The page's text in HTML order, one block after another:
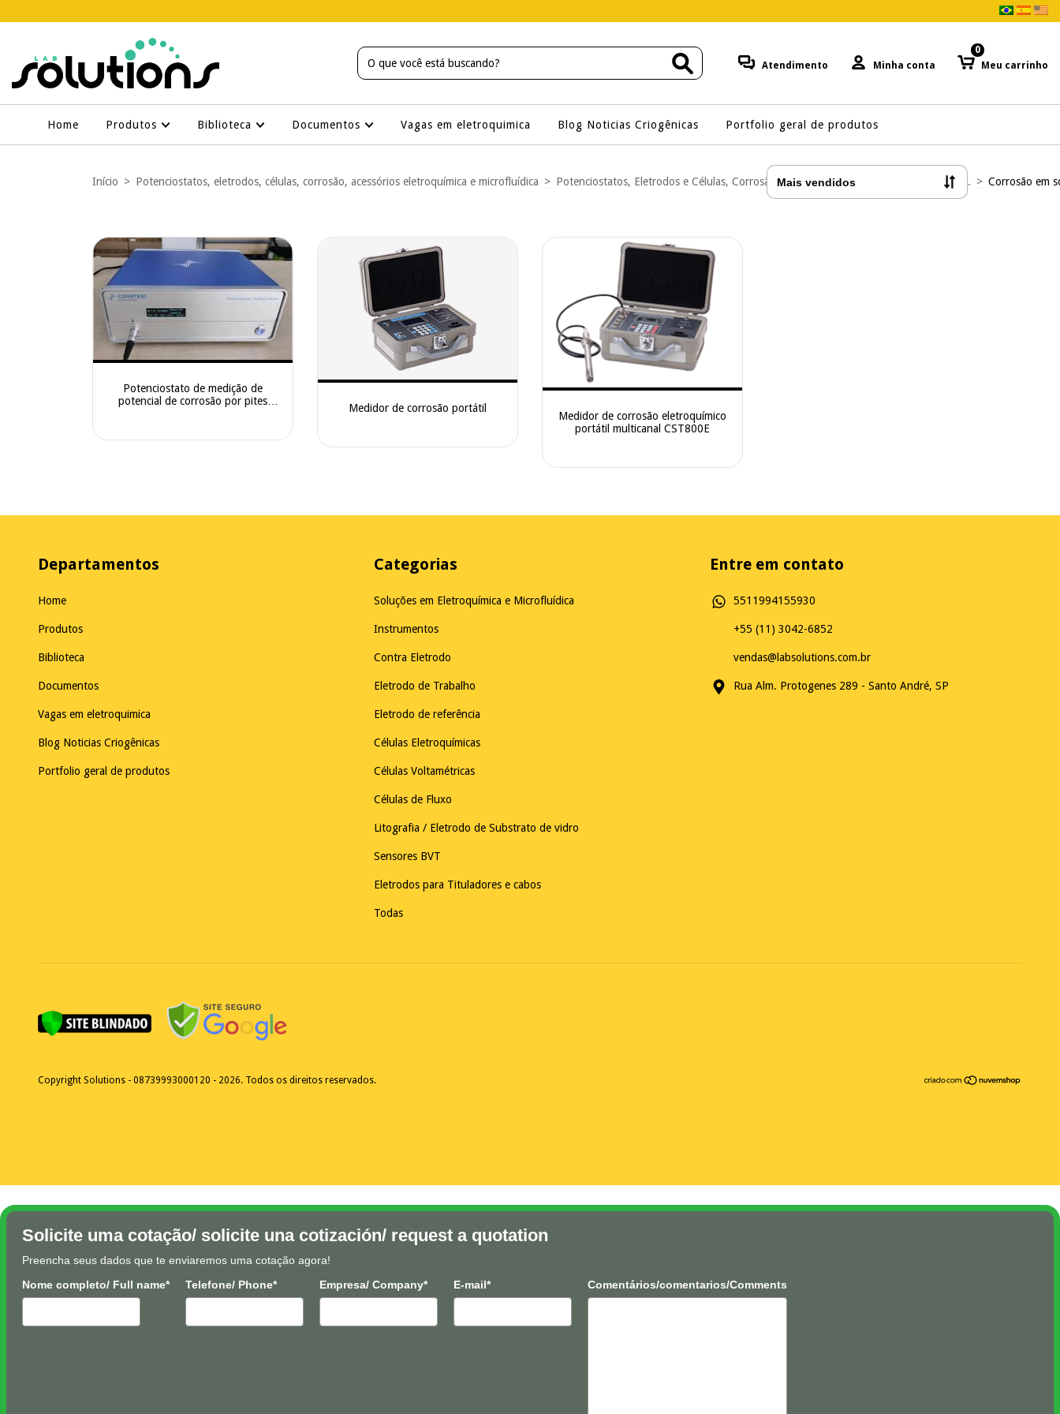
Atendimento Minha conta Meu carrinho
0
Home Produtos Biblioteca Documentos Vagas em eletroquimica Blog Noticias Criogênicas Portfolio geral de produtos
Início > Potenciostatos, eletrodos, células, corrosão, acessórios eletroquímica e microfluídica > Potenciostatos, Eletrodos e Células, Corrosão e Microfluídica > Corrosão H2S, CO2... > Corrosão em
Potenciostato de medição de
potencial de corrosão por pites
Medidor de corrosão portátil
Medidor de corrosão eletroquímico
portátil multicanal CST800E
Departamentos
Home
Produtos
Biblioteca
Documentos
Vagas em eletroquimica
Blog Noticias Criogênicas
Portfolio geral de produtos
Categorias
Soluções em Eletroquímica e Microfluídica
Instrumentos
Contra Eletrodo
Eletrodo de Trabalho
Eletrodo de referência
Células Eletroquímicas
Células Voltamétricas
Células de Fluxo
Litografia / Eletrodo de Substrato de vidro
Sensores BVT
Eletrodos para Tituladores e cabos
Todas
Entre em contato
5511994155930
+55 (11) 3042-6852
vendas@labsolutions.com.br
Rua Alm. Protogenes 289 - Santo André, SP
Copyright Solutions - 08739993000120 - 2026. Todos os direitos reservados.
Solicite uma cotação/ solicite una cotización/ request a quotation
Preencha seus dados que te enviaremos uma cotação agora!
Nome completo/ Full name*
Telefone/ Phone* Empresa/ Company* E-mail* Comentários/comentarios/Comments